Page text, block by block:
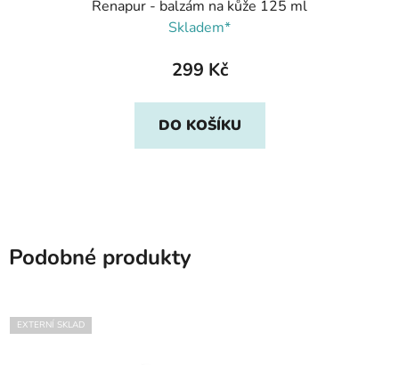
Renapur - balzám na kůže 125 ml
Skladem*
299 Kč
DO KOŠÍKU
Podobné produkty
EXTERNÍ SKLAD